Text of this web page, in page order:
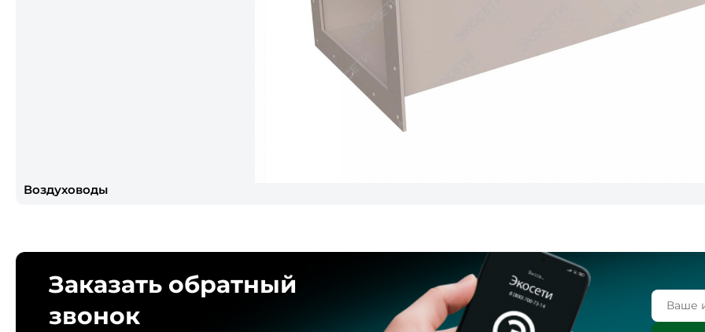
Воздуховоды
Заказать обратный
звонок